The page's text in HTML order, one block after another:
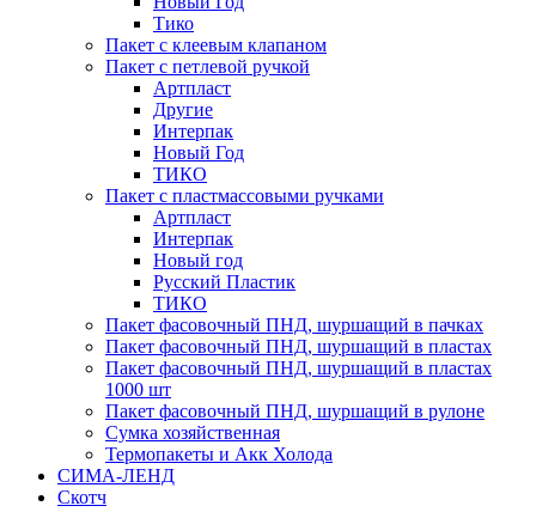
Тико
Пакет с клеевым клапаном
Пакет с петлевой ручкой
Артпласт
Другие
Интерпак
Новый Год
ТИКО
Пакет с пластмассовыми ручками
Артпласт
Интерпак
Новый год
Русский Пластик
ТИКО
Пакет фасовочный ПНД, шуршащий в пачках
Пакет фасовочный ПНД, шуршащий в пластах
Пакет фасовочный ПНД, шуршащий в пластах
1000 шт
Пакет фасовочный ПНД, шуршащий в рулоне
Сумка хозяйственная
Термопакеты и Акк Холода
СИМА-ЛЕНД
Скотч